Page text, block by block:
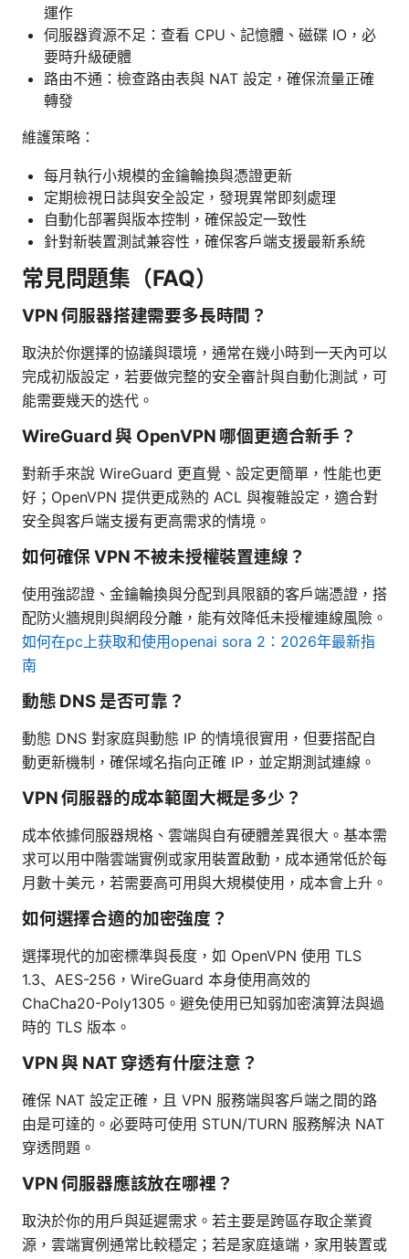
運作
伺服器資源不足：查看 CPU、記憶體、磁碟 IO，必
要時升級硬體
路由不通：檢查路由表與 NAT 設定，確保流量正確
轉發
維護策略：
每月執行小規模的金鑰輪換與憑證更新
定期檢視日誌與安全設定，發現異常即刻處理
自動化部署與版本控制，確保設定一致性
針對新裝置測試兼容性，確保客戶端支援最新系統
常見問題集（FAQ）
VPN 伺服器搭建需要多長時間？
取決於你選擇的協議與環境，通常在幾小時到一天內可以
完成初版設定，若要做完整的安全審計與自動化測試，可
能需要幾天的迭代。
WireGuard 與 OpenVPN 哪個更適合新手？
對新手來說 WireGuard 更直覺、設定更簡單，性能也更
好；OpenVPN 提供更成熟的 ACL 與複雜設定，適合對
安全與客戶端支援有更高需求的情境。
如何確保 VPN 不被未授權裝置連線？
使用強認證、金鑰輪換與分配到具限額的客戶端憑證，搭
配防火牆規則與網段分離，能有效降低未授權連線風險。
如何在pc上获取和使用openai sora 2：2026年最新指
南
動態 DNS 是否可靠？
動態 DNS 對家庭與動態 IP 的情境很實用，但要搭配自
動更新機制，確保域名指向正確 IP，並定期測試連線。
VPN 伺服器的成本範圍大概是多少？
成本依據伺服器規格、雲端與自有硬體差異很大。基本需
求可以用中階雲端實例或家用裝置啟動，成本通常低於每
月數十美元，若需要高可用與大規模使用，成本會上升。
如何選擇合適的加密強度？
選擇現代的加密標準與長度，如 OpenVPN 使用 TLS
1.3、AES-256，WireGuard 本身使用高效的
ChaCha20-Poly1305。避免使用已知弱加密演算法與過
時的 TLS 版本。
VPN 與 NAT 穿透有什麼注意？
確保 NAT 設定正確，且 VPN 服務端與客戶端之間的路
由是可達的。必要時可使用 STUN/TURN 服務解決 NAT
穿透問題。
VPN 伺服器應該放在哪裡？
取決於你的用戶與延遲需求。若主要是跨區存取企業資
源，雲端實例通常比較穩定；若是家庭遠端，家用裝置或